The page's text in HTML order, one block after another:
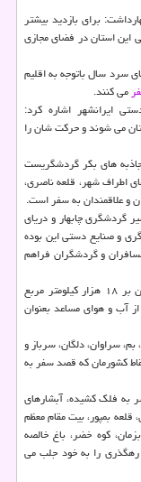
برای بازدید بیشتر
این استان در فضای مجازی
سرد سال باتوجه به اقلیم
می کنند.
ایرانشهر اشاره کرد:
می شوند و حرکت شان را
های بکر گردشگریست
اطراف شهر، قلعه ناصری،
و علاقمندان به سفر است.
گردشگری چابهار و دریای
و صنایع دستی این بوده
و گردشگران فراهم
دونی به نقل از ایرنا، ایرانشهر با افزون بر ۱۸ هزار کیلومتر مربع
آب و هوای مساعد بعنوان
سراوان، دلگان، سرباز و
کشورمان که قصد سفر به
به فلک کشیده، آبشارهای
بمپور، بیت مقام معظم
کوه خضر، باغ خالصه
رهگذری را به خود جلب می